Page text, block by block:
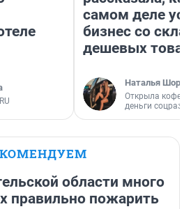
самом деле
бизнес со
дешевых
Наталья
Открыла
деньги
области много
правильно пожарить